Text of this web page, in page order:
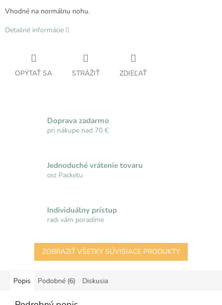
Vhodné na normálnu nohu.
Detailné informácie
OPÝTAŤ SA STRÁŽIŤ ZDIEĽAŤ
Doprava zadarmo
pri nákupe nad 70 €
Jednoduché vrátenie tovaru
cez Packetu
Individuálny prístup
radi vám poradíme
ZOBRAZIŤ VŠETKY SÚVISIACE PRODUKTY
Popis Podobné (6) Diskusia